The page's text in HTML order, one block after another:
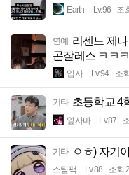
Earth Lv.96 조
연예
리센느 제
곤잘레스 ㅋㅋㅋ
입사 Lv.94 조
기타 초등학교 4
옆사마 Lv.87
기타 ㅇㅎ) 자기
스팀팩 Lv.88 조회